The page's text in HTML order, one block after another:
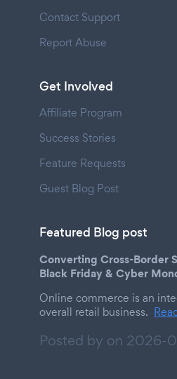
Contact Support
Report Abuse
Get Involved
Affiliate Program
Success Stories
Feature Requests
Guest Blog Post
Featured Blog post
Converting Cross-Border
Black Friday & Cyber
Online commerce is an
overall retail business.
Posted by on 2026-